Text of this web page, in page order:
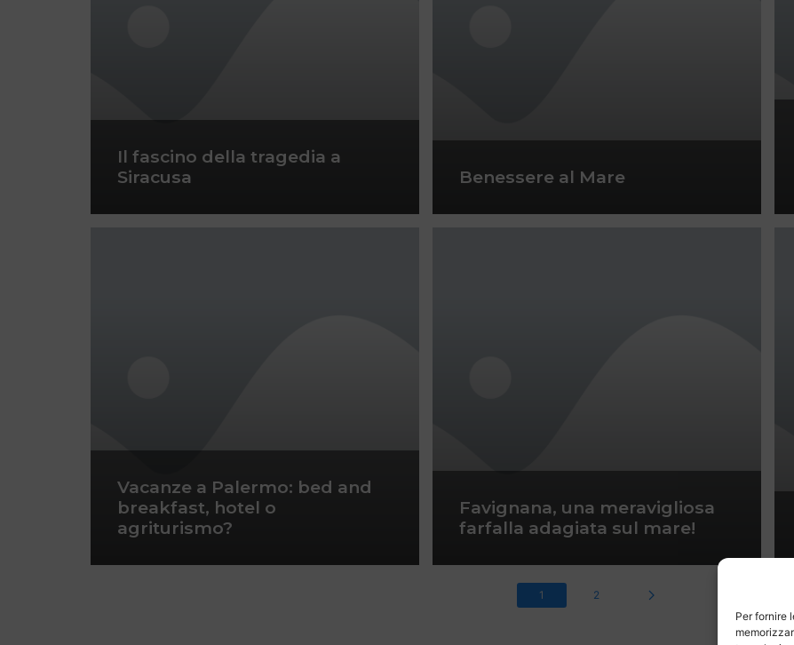
Per fornire
Il fascino della tragedia a
Siracusa
Benessere al Mare
Vacanze a Palermo: bed and
breakfast, hotel o
agriturismo?
Favignana, una meravigliosa
farfalla adagiata sul mare!
1 2